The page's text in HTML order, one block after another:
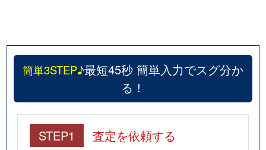
簡単3STEP♪最短45秒 簡単入力でスグ分か
る！
STEP1 査定を依頼する